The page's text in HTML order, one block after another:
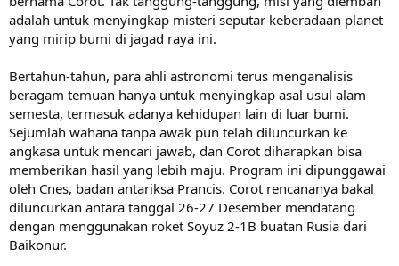
adalah untuk menyingkap misteri seputar keberadaan planet
yang mirip bumi di jagad raya ini.
Bertahun-tahun, para ahli astronomi terus menganalisis
beragam temuan hanya untuk menyingkap asal usul alam
semesta, termasuk adanya kehidupan lain di luar bumi.
Sejumlah wahana tanpa awak pun telah diluncurkan ke
angkasa untuk mencari jawab, dan Corot diharapkan bisa
memberikan hasil yang lebih maju. Program ini dipunggawai
oleh Cnes, badan antariksa Prancis. Corot rencananya bakal
diluncurkan antara tanggal 26-27 Desember mendatang
dengan menggunakan roket Soyuz 2-1B buatan Rusia dari
Baikonur.